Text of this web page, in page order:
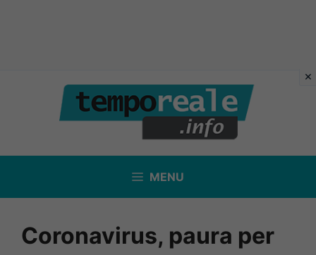
contenuto
MENU
Coronavirus, paura per